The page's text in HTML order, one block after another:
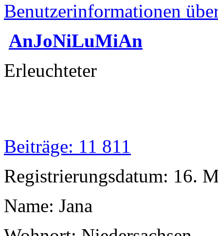
Benutzerinformationen
AnJoNiLuMiAn
Erleuchteter
Beiträge: 11 811
Registrierungsdatum: 16.
Name: Jana